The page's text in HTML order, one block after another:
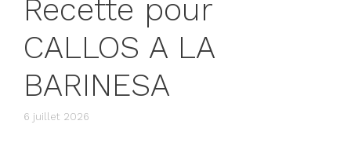
Recette pour
CALLOS A LA
BARINESA
6 juillet 2026